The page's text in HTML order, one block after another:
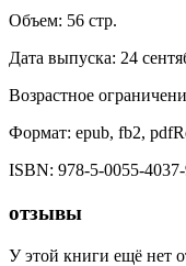
Объем: 56 стр.
Дата выпуска: 24
Возрастное
Формат: epub, fb2,
ISBN: 978-5-0055-
отзывы
У этой книги ещё нет